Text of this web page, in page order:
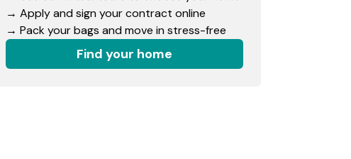
→ Apply and sign your contract online
→ Pack your bags and move in stress-free
Find your home